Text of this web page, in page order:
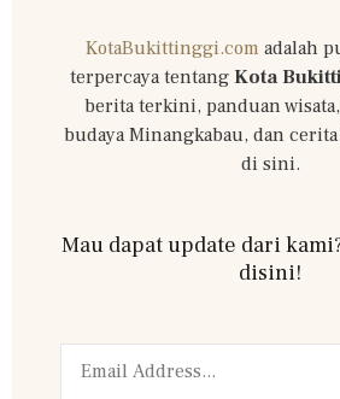
KotaBukittinggi.com adalah
terpercaya tentang Kota
berita terkini, panduan
budaya Minangkabau, dan
di sini.
Mau dapat update dari
disini!